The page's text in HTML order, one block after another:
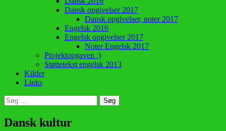
Dansk opgivelser 2017
Dansk opgivelser, noter 2017
Engelsk 2016
Engelsk opgivelser 2017
Noter Engelsk 2017
Projektopgaven :)
Støttetekst engelsk 2013
Kilder
Links
Søg
efter:
Dansk kultur